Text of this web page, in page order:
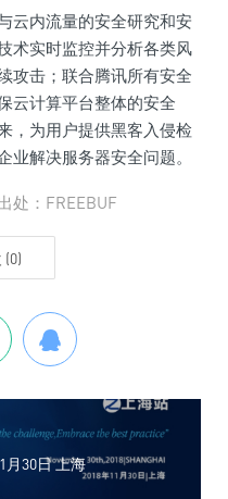
云内流量的安全研究和安
术实时监控并分析各类风
攻击；联合腾讯所有安全
云计算平台整体的安全
，为用户提供黑客入侵检
业解决服务器安全问题。
处：FREEBUF
(0)
月30日 上海